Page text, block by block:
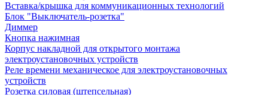
Вставка/крышка для коммуникационных технологий
Блок "Выключатель-розетка"
Диммер
Кнопка нажимная
Корпус накладной для открытого монтажа
электроустановочных устройств
Реле времени механическое для электроустановочных
устройств
Розетка силовая (штепсельная)